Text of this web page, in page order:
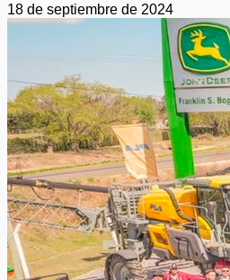
18 de septiembre de 2024